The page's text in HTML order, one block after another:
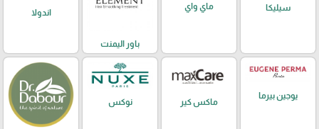
سيليكا ماي واي
باور اليمنت
اندولا
يوجين بيرما
ماكس كير نوكس